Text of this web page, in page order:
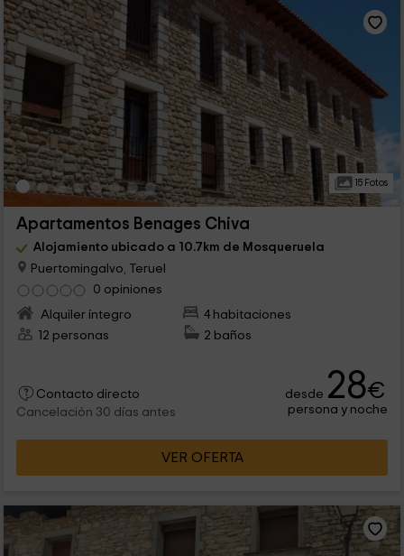
15 Fotos
Apartamentos Benages Chiva
Alojamiento ubicado a 10.7km de Mosqueruela
Puertomingalvo, Teruel
0 opiniones
Alquiler íntegro
4 habitaciones
12 personas
2 baños
Contacto directo
Cancelación 30 días antes
desde 28€
persona y noche
VER OFERTA